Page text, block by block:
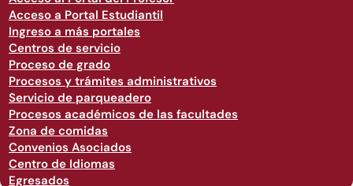
Acceso a Portal Estudiantil
Ingreso a más portales
Centros de servicio
Proceso de grado
Procesos y trámites administrativos
Servicio de parqueadero
Procesos académicos de las facultades
Zona de comidas
Convenios Asociados
Centro de Idiomas
Egresados